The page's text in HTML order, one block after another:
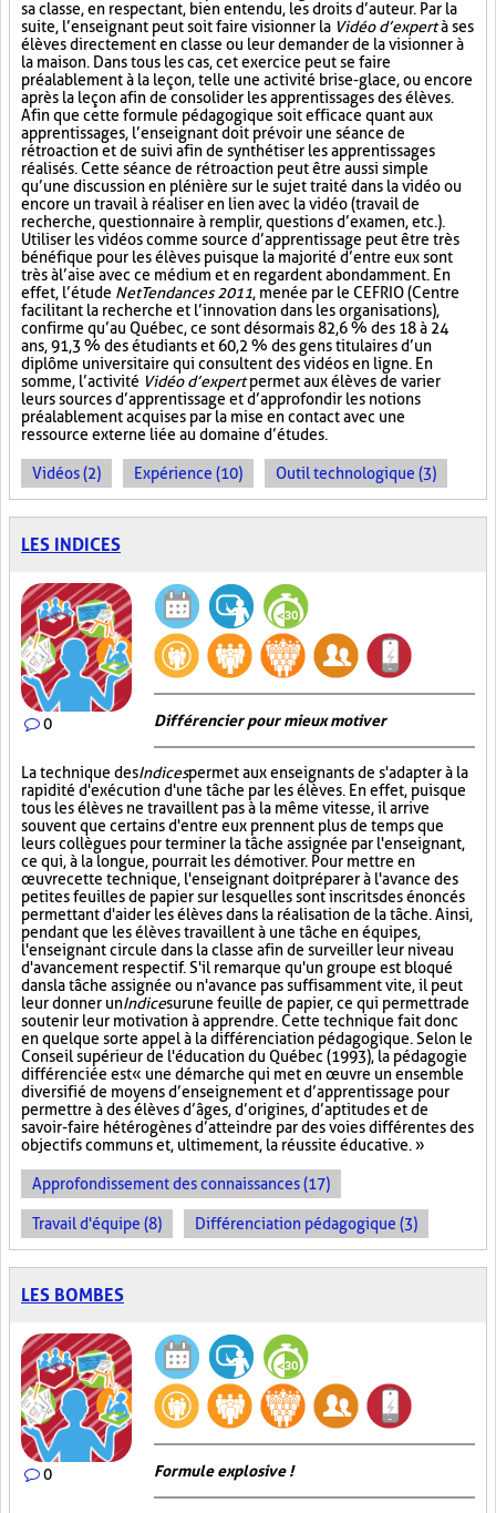
sa classe, en respectant, bien entendu, les droits d’auteur. Par la
suite, l’enseignant peut soit faire visionner la Vidéo d’expertà ses
élèves directement en classe ou leur demander de la visionner à
la maison. Dans tous les cas, cet exercice peut se faire
préalablement à la leçon, telle une activité brise-glace, ou encore
après la leçon afin de consolider les apprentissages des élèves.
Afin que cette formule pédagogique soit efficace quant aux
apprentissages, l’enseignant doit prévoir une séance de
rétroaction et de suivi afin de synthétiser les apprentissages
réalisés. Cette séance de rétroaction peut être aussi simple
qu’une discussion en plénière sur le sujet traité dans la vidéo ou
encore un travail à réaliser en lien avec la vidéo (travail de
recherche, questionnaire à remplir, questions d’examen, etc.).
Utiliser les vidéos comme source d’apprentissage peut être très
bénéfique pour les élèves puisque la majorité d’entre eux sont
très à l’aise avec ce médium et en regardent abondamment. En
effet, l’étude NetTendances 2011, menée par le CEFRIO (Centre
facilitant la recherche et l’innovation dans les organisations),
confirme qu’au Québec, ce sont désormais 82,6 % des 18 à 24
ans, 91,3 % des étudiants et 60,2 % des gens titulaires d’un
diplôme universitaire qui consultent des vidéos en ligne. En
somme, l’activité Vidéo d’expertpermet aux élèves de varier
leurs sources d’apprentissage et d’approfondir les notions
préalablement acquises par la mise en contact avec une
ressource externe liée au domaine d’études.
Vidéos (2) Expérience (10) Outil technologique (3)
LES INDICES
0 Différencier pour mieux motiver
La technique desIndicespermet aux enseignants de s'adapter à la
rapidité d'exécution d'une tâche par les élèves. En effet, puisque
tous les élèves ne travaillent pas à la même vitesse, il arrive
souvent que certains d'entre eux prennent plus de temps que
leurs collègues pour terminer la tâche assignée par l'enseignant,
ce qui, à la longue, pourrait les démotiver. Pour mettre en
œuvre cette technique, l'enseignant doit préparer à l'avance des
petites feuilles de papier sur lesquelles sont inscrits des énoncés
permettant d'aider les élèves dans la réalisation de la tâche. Ainsi,
pendant que les élèves travaillent à une tâche en équipes,
l'enseignant circule dans la classe afin de surveiller leur niveau
d'avancement respectif. S'il remarque qu'un groupe est bloqué
dans la tâche assignée ou n'avance pas suffisamment vite, il peut
leur donner unIndicesurune feuille de papier, ce qui permettra de
soutenir leur motivation à apprendre. Cette technique fait donc
en quelque sorte appel à la différenciation pédagogique. Selon le
Conseil supérieur de l'éducation du Québec (1993), la pédagogie
différenciée est « une démarche qui met en œuvre un ensemble
diversifié de moyens d’enseignement et d’apprentissage pour
permettre à des élèves d’âges, d’origines, d’aptitudes et de
savoir-faire hétérogènes d’atteindre par des voies différentes des
objectifs communs et, ultimement, la réussite éducative. »
Approfondissement des connaissances (17)
Travail d'équipe (8) Différenciation pédagogique (3)
LES BOMBES
0 Formule explosive !